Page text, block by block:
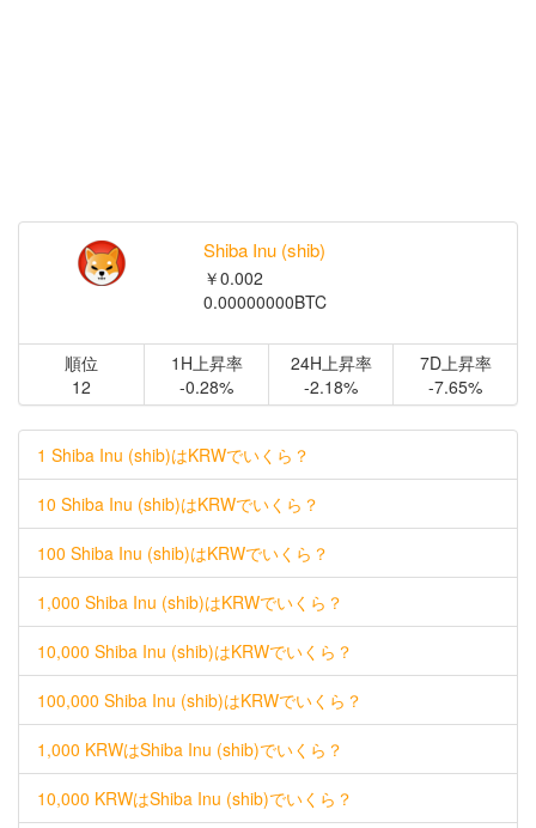
Shiba Inu (shib)
￥0.002
0.00000000BTC
順位
12
1H上昇率
-0.28%
24H上昇率
-2.18%
7D上昇率
-7.65%
1 Shiba Inu (shib)はKRWでいくら？
10 Shiba Inu (shib)はKRWでいくら？
100 Shiba Inu (shib)はKRWでいくら？
1,000 Shiba Inu (shib)はKRWでいくら？
10,000 Shiba Inu (shib)はKRWでいくら？
100,000 Shiba Inu (shib)はKRWでいくら？
1,000 KRWはShiba Inu (shib)でいくら？
10,000 KRWはShiba Inu (shib)でいくら？